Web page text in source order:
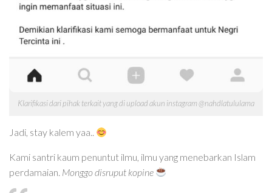
Klarifikasi dari pihak terkait yang di upload akun instagram @nahdlatululama
Jadi, stay kalem yaa..
Kami santri kaum penuntut ilmu, ilmu yang menebarkan Islam
perdamaian. Monggo disruput kopine